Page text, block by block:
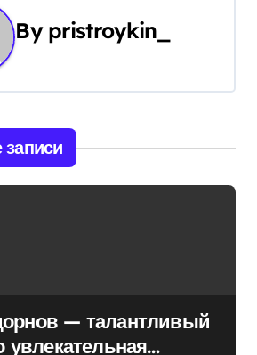
By pristroykin_
— талантливый
увлекательная